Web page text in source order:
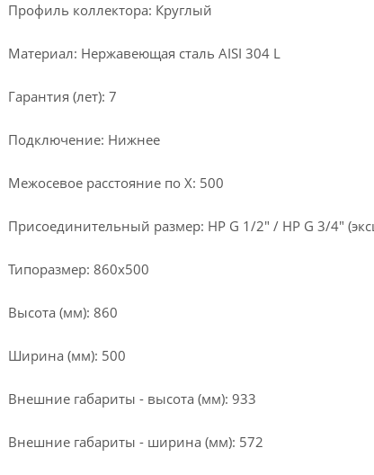
Профиль коллектора: Круглый
Материал: Нержавеющая сталь AISI 304 L
Гарантия (лет): 7
Подключение: Нижнее
Межосевое расстояние по X: 500
Присоединительный размер: НР G 1/2" / НР G 3/4"
Типоразмер: 860x500
Высота (мм): 860
Ширина (мм): 500
Внешние габариты - высота (мм): 933
Внешние габариты - ширина (мм): 572